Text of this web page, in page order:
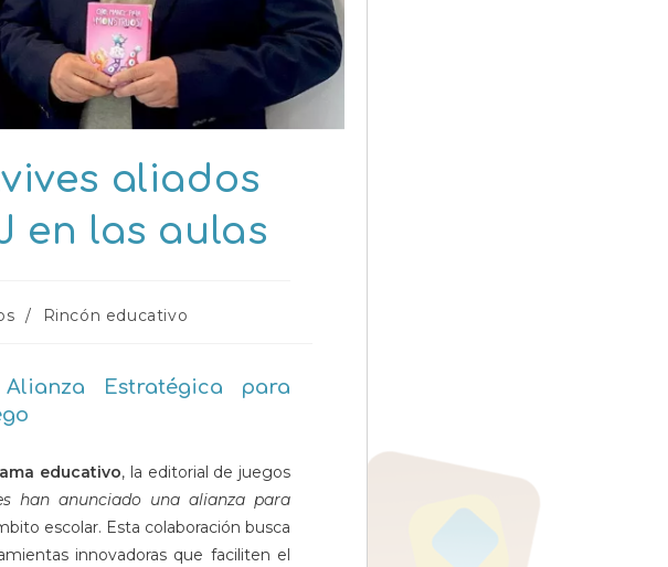
aliados
en las aulas
/ Rincón educativo
Estratégica para
educativo, la editorial de juegos
han anunciado una alianza para
escolar. Esta colaboración busca
innovadoras que faciliten el